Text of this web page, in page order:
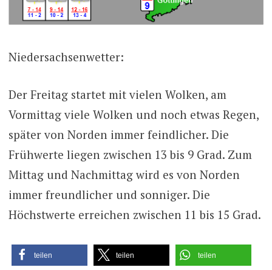
Niedersachsenwetter:
Der Freitag startet mit vielen Wolken, am
Vormittag viele Wolken und noch etwas Regen,
später von Norden immer feindlicher. Die
Frühwerte liegen zwischen 13 bis 9 Grad. Zum
Mittag und Nachmittag wird es von Norden
immer freundlicher und sonniger. Die
Höchstwerte erreichen zwischen 11 bis 15 Grad.
teilen teilen teilen